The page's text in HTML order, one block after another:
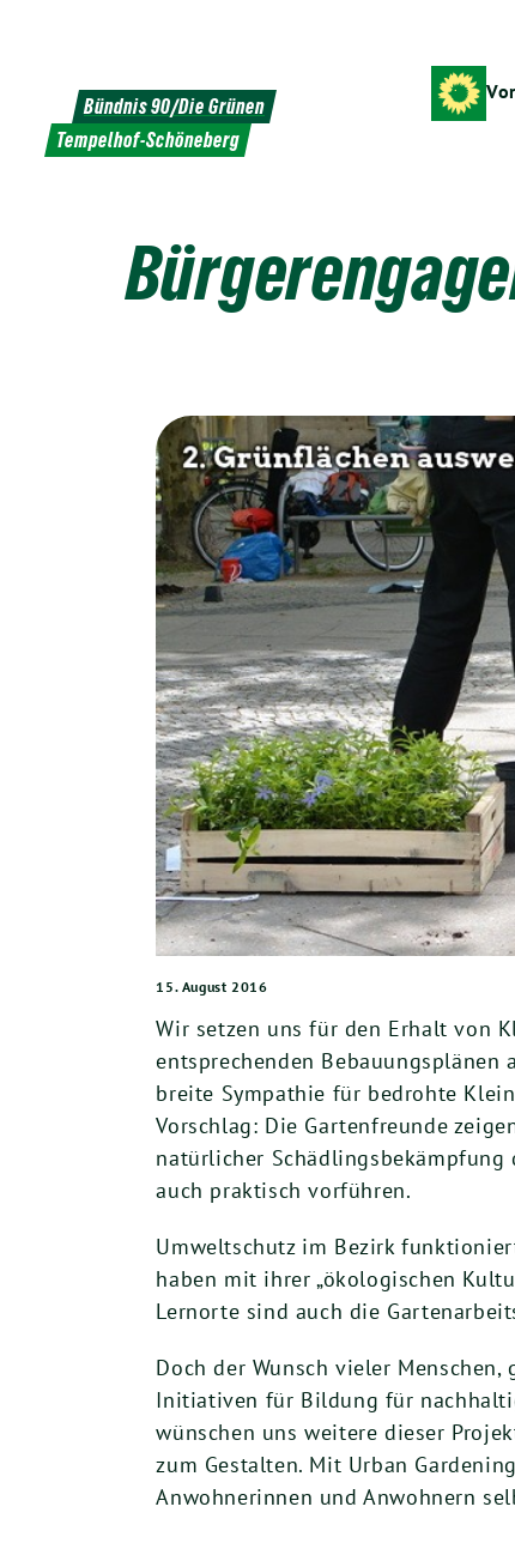
Bündnis 90/Die Grünen
Tempelhof-Schöneberg
15. August 2016
Wir setzen uns für den Erhalt von
entsprechenden
breite Sympathie für bedrohte
Vorschlag: Die Gartenfreunde
natürlicher
auch praktisch vorführen.
Umweltschutz im Bezirk
haben mit ihrer „ökologischen
Lernorte sind auch die
Doch der Wunsch vieler
Initiativen für Bildung für
wünschen uns weitere dieser
zum Gestalten. Mit Urban
Anwohnerinnen und Anwohnern